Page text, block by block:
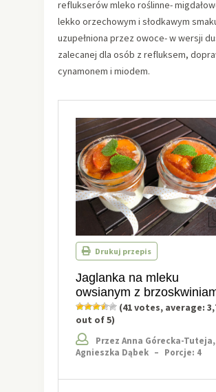
reflukserów mleko roślinne-
lekko orzechowym i słodkawym
uzupełniona przez owoce- w wersji
zalecanej dla osób z refluksem,
cynamonem i miodem.
Drukuj przepis
Jaglanka na mleku
owsianym z
(41votes, average:
out of 5)
Przez Anna Górecka-Tuteja,
Agnieszka Dąbek – Porcje: 4